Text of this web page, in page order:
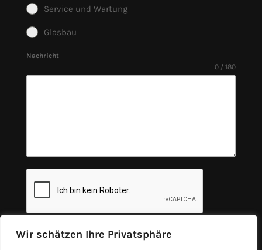
Wir schätzen Ihre Privatsphäre
Service und Wartung
Glasbau
Nachricht
0 / 180
Absenden